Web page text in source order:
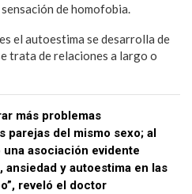
de homofobia.
el autoestima se desarrolla de
trata de relaciones a largo o
más problemas
parejas del mismo sexo; al
asociación evidente
ansiedad y autoestima en las
reveló el doctor